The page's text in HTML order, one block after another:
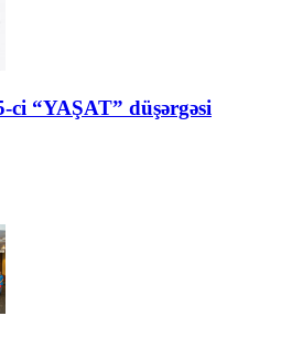
ci “YAŞAT” düşərgəsi